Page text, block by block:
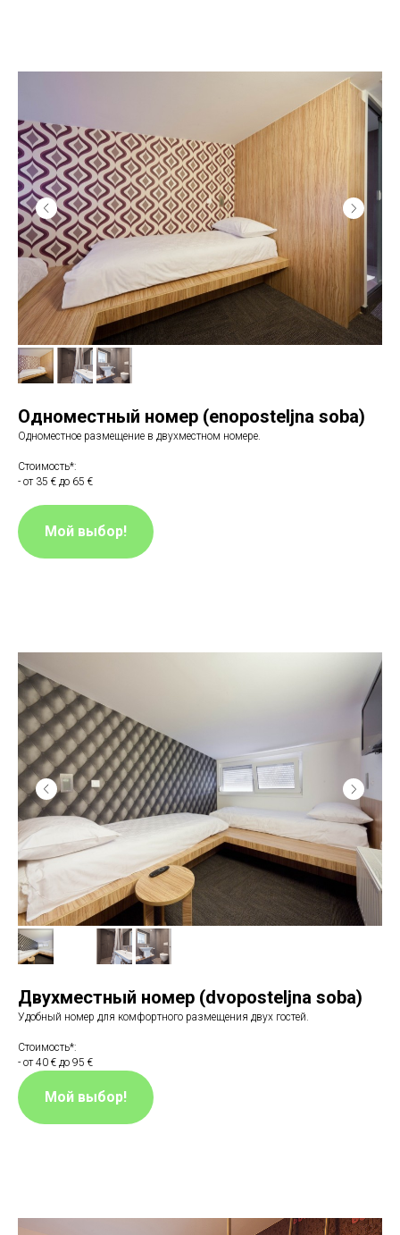
Одноместный номер (enoposteljna soba)
Одноместное размещение в двухместном номере.
Стоимость*:
- от 35 € до 65 €
Мой выбор!
Двухместный номер (dvoposteljna soba)
Удобный номер для комфортного размещения двух гостей.
Стоимость*:
- от 40 € до 95 €
Мой выбор!